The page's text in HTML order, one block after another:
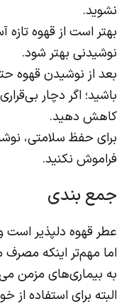
نشوید.
بهتر است از قهوه
نوشیدنی بهتر شود.
بعد از نوشیدن قهوه
باشید؛ اگر دچار
کاهش دهید.
برای حفظ سلامتی،
فراموش نکنید.
جمع بندی
عطر قهوه دلپذیر
اما مهم‌تر اینکه
به بیماری‌های مزمن
البته برای استفاده از